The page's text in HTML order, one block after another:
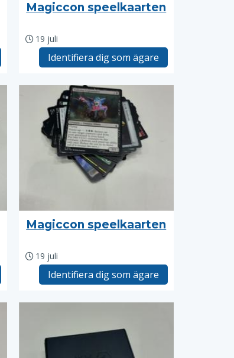
Magiccon speelkaarten
19 juli
Identifiera dig som ägare
Magiccon speelkaarten
19 juli
Identifiera dig som ägare